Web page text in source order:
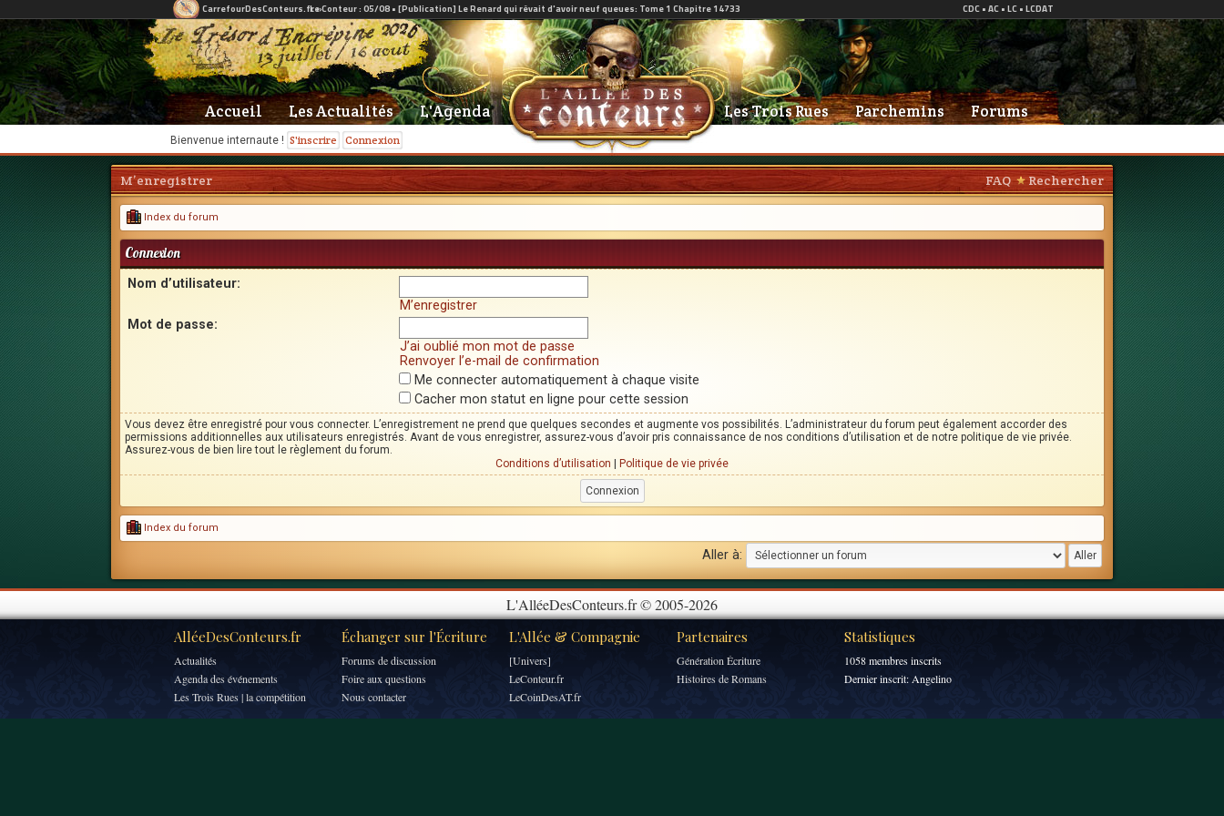
Bienvenue internaute ! S'inscrire Connexion
Accueil Les Actualités L'Agenda Les Trois Rues Parchemins Forums
FAQ Rechercher
M’enregistrer
Index du forum
Connexion
Nom d’utilisateur:
M’enregistrer
Mot de passe:
J’ai oublié mon mot de passe
Renvoyer l’e-mail de confirmation
Me connecter automatiquement à chaque visite
Cacher mon statut en ligne pour cette session
Vous devez être enregistré pour vous connecter. L’enregistrement ne prend que quelques secondes et augmente vos possibilités. L’administrateur du forum peut également accorder des
permissions additionnelles aux utilisateurs enregistrés. Avant de vous enregistrer, assurez-vous d’avoir pris connaissance de nos conditions d’utilisation et de notre politique de vie privée.
Assurez-vous de bien lire tout le règlement du forum.
Conditions d’utilisation
Politique de vie privée
Index du forum
Aller à:
L'AlléeDesConteurs.fr © 2005-2026
AlléeDesConteurs.fr Échanger sur l'Écriture L'Allée & Compagnie Partenaires Statistiques
Actualités
Agenda des événements
Les Trois Rues | la compétition
Forums de discussion
Foire aux questions
Nous contacter
[Univers]
LeConteur.fr
LeCoinDesAT.fr
Génération Écriture
Histoires de Romans
1058 membres inscrits
Dernier inscrit: Angelino